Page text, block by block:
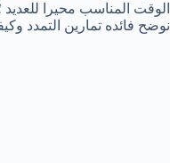
الوقت المناسب محيرا
نوضح فائده تمارين التمدد